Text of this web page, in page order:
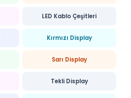
LED Kablo Çeşitleri
Kırmızı Display
Sarı Display
Tekli Display